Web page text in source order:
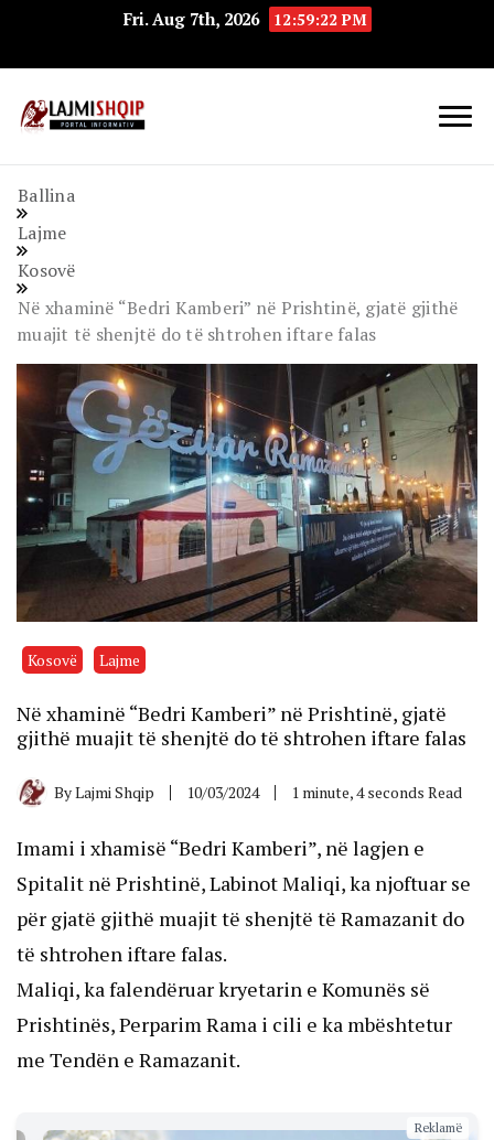
Fri. Aug 7th, 2026 12:59:23 PM
Ballina
Lajme
Kosovë
Në xhaminë “Bedri Kamberi” në Prishtinë, gjatë gjithë
muajit të shenjtë do të shtrohen iftare falas
Kosovë Lajme
Në xhaminë “Bedri Kamberi” në Prishtinë, gjatë
gjithë muajit të shenjtë do të shtrohen iftare falas
ByLajmi Shqip 10/03/2024 1 minute, 4 seconds Read
Imami i xhamisë “Bedri Kamberi”, në lagjen e
Spitalit në Prishtinë, Labinot Maliqi, ka njoftuar se
për gjatë gjithë muajit të shenjtë të Ramazanit do
të shtrohen iftare falas.
Maliqi, ka falendëruar kryetarin e Komunës së
Prishtinës, Perparim Rama i cili e ka mbështetur
me Tendën e Ramazanit.
Reklamë